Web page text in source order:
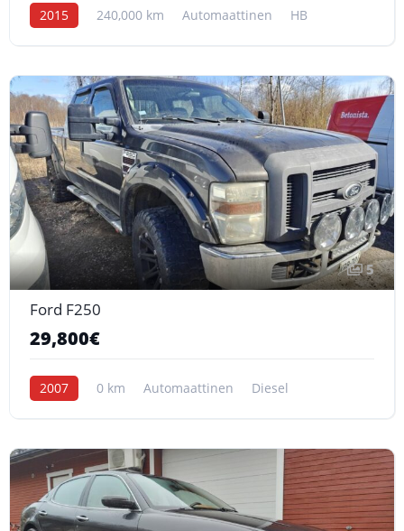
2015 240,000 km Automaattinen HB
5
Ford F250
29,800€
2007 0 km Automaattinen Diesel